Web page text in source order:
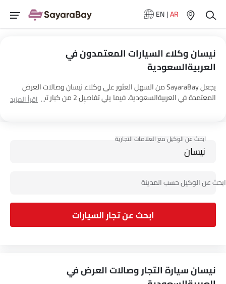
EN|AR
نيسان وكلاء السيارات المعتمدون في
العربيةالسعودية
يجعل SayaraBay من السهل العثور على وكلاء نيسان وصالات العرض
المعتمدة في العربيةالسعودية. فيما يلي تفاصيل 2 من كبار تجار نيسان،
اقرأ المزيد
ابحث عن تجار السيارات
نيسان سيارة التجار وصالات العرض في